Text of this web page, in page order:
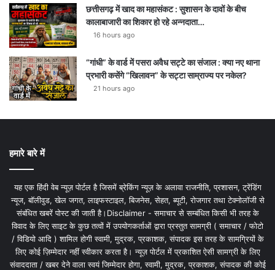
छत्तीसगढ़ में खाद का महासंकट : सुशासन के दावों के बीच
कालाबाजारी का शिकार हो रहे अन्नदाता…
16 hours ago
“गांधी” के वार्ड में पसरा अवैध सट्टे का संजाल : क्या नए थाना
प्रभारी कसेंगे “खिलावन” के सट्टा साम्राज्य पर नकेल?
21 hours ago
हमारे बारे में
यह एक हिंदी वेब न्यूज़ पोर्टल है जिसमें ब्रेकिंग न्यूज़ के अलावा राजनीति, प्रशासन, ट्रेंडिंग
न्यूज, बॉलीवुड, खेल जगत, लाइफस्टाइल, बिजनेस, सेहत, ब्यूटी, रोजगार तथा टेक्नोलॉजी से
संबंधित खबरें पोस्ट की जाती है।Disclaimer - समाचार से सम्बंधित किसी भी तरह के
विवाद के लिए साइट के कुछ तत्वों में उपयोगकर्ताओं द्वारा प्रस्तुत सामग्री ( समाचार / फोटो
/ विडियो आदि ) शामिल होगी स्वामी, मुद्रक, प्रकाशक, संपादक इस तरह के सामग्रियों के
लिए कोई ज़िम्मेदार नहीं स्वीकार करता है। न्यूज़ पोर्टल में प्रकाशित ऐसी सामग्री के लिए
संवाददाता / खबर देने वाला स्वयं जिम्मेदार होगा, स्वामी, मुद्रक, प्रकाशक, संपादक की कोई